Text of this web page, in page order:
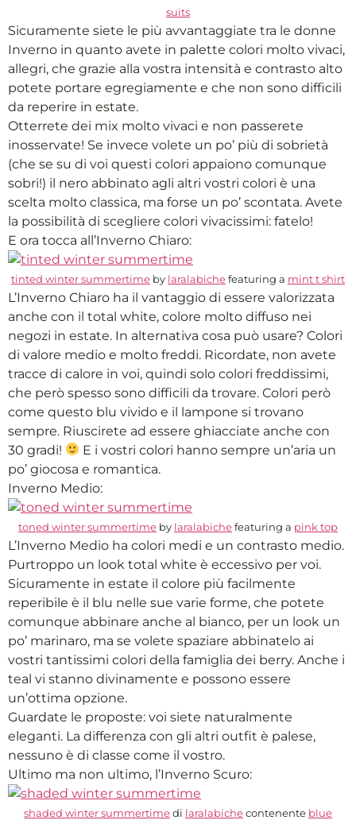
suits
Sicuramente siete le più avvantaggiate tra le donne
Inverno in quanto avete in palette colori molto vivaci,
allegri, che grazie alla vostra intensità e contrasto alto
potete portare egregiamente e che non sono difficili
da reperire in estate.
Otterrete dei mix molto vivaci e non passerete
inosservate! Se invece volete un po’ più di sobrietà
(che se su di voi questi colori appaiono comunque
sobri!) il nero abbinato agli altri vostri colori è una
scelta molto classica, ma forse un po’ scontata. Avete
la possibilità di scegliere colori vivacissimi: fatelo!
E ora tocca all’Inverno Chiaro:
tinted winter summertime by laralabiche featuring a mint t shirt
L’Inverno Chiaro ha il vantaggio di essere valorizzata
anche con il total white, colore molto diffuso nei
negozi in estate. In alternativa cosa può usare? Colori
di valore medio e molto freddi. Ricordate, non avete
tracce di calore in voi, quindi solo colori freddissimi,
che però spesso sono difficili da trovare. Colori però
come questo blu vivido e il lampone si trovano
sempre. Riuscirete ad essere ghiacciate anche con
30 gradi!
E i vostri colori hanno sempre un’aria un
po’ giocosa e romantica.
Inverno Medio:
toned winter summertime by laralabiche featuring a pink top
L’Inverno Medio ha colori medi e un contrasto medio.
Purtroppo un look total white è eccessivo per voi.
Sicuramente in estate il colore più facilmente
reperibile è il blu nelle sue varie forme, che potete
comunque abbinare anche al bianco, per un look un
po’ marinaro, ma se volete spaziare abbinatelo ai
vostri tantissimi colori della famiglia dei berry. Anche i
teal vi stanno divinamente e possono essere
un’ottima opzione.
Guardate le proposte: voi siete naturalmente
eleganti. La differenza con gli altri outfit è palese,
nessuno è di classe come il vostro.
Ultimo ma non ultimo, l’Inverno Scuro:
shaded winter summertime di laralabiche contenente blue